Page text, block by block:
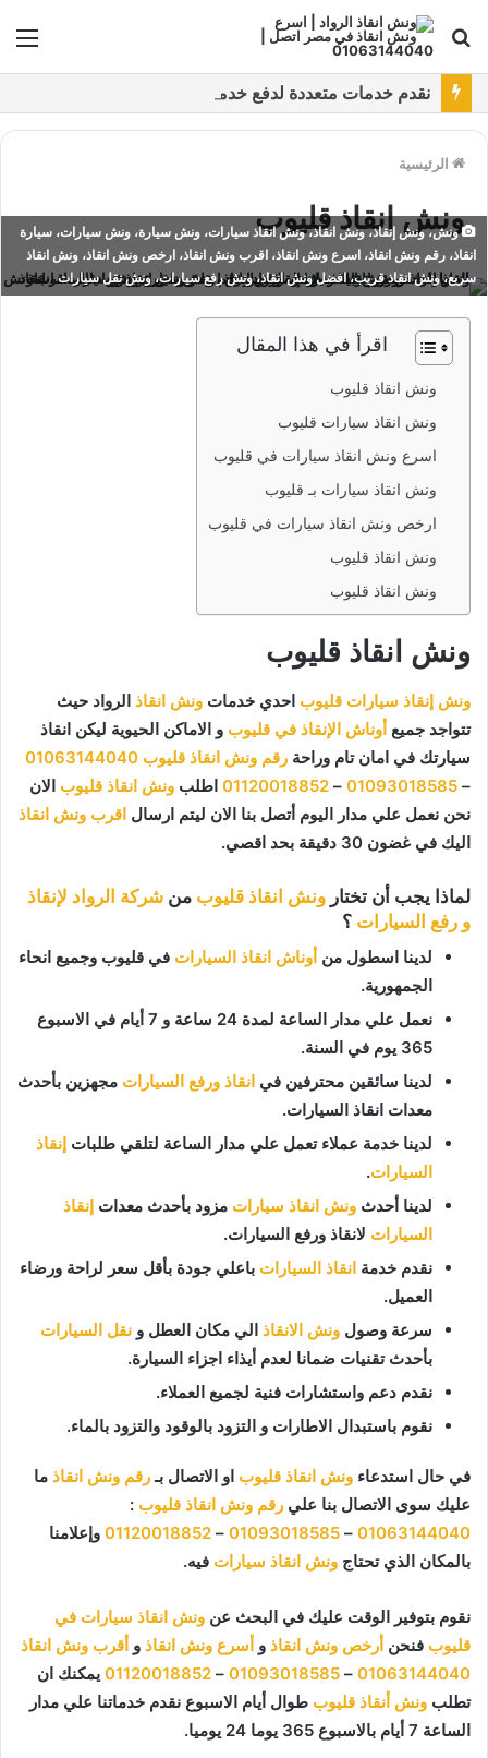
بحث
عن
الرئيسية
ونش انقاذ قليوب
ونش، ونش إنقاذ، ونش انقاذ، ونش انقاذ سيارات، ونش سيارة، ونش سيارات، سيارة
انقاذ، رقم ونش انقاذ، اسرع ونش انقاذ، اقرب ونش انقاذ، ارخص ونش انقاذ، ونش انقاذ
سريع، ونش انقاذ قريب، افضل ونش انقاذ، ونش رفع سيارات، ونش نقل سيارات
اقرأ في هذا المقال
ونش انقاذ قليوب
ونش انقاذ سيارات قليوب
اسرع ونش انقاذ سيارات في قليوب
ونش انقاذ سيارات بـ قليوب
ارخص ونش انقاذ سيارات في قليوب
ونش انقاذ قليوب
ونش انقاذ قليوب
ونش انقاذ قليوب
ونش إنقاذ سيارات قليوب احدي خدمات ونش انقاذ الرواد حيث
تتواجد جميع أوناش الإنقاذ في قليوب و الاماكن الحيوية ليكن انقاذ
سيارتك في امان تام وراحة رقم ونش انقاذ قليوب 01063144040
–
01093018585
–
01120018852 اطلب ونش انقاذ قليوب الان
نحن نعمل علي مدار اليوم أتصل بنا الان ليتم ارسال اقرب ونش انقاذ
اليك في غضون 30 دقيقة بحد اقصي.
لماذا يجب أن تختار ونش انقاذ قليوب من شركة الرواد لإنقاذ
و رفع السيارات ؟
لدينا اسطول من أوناش انقاذ السيارات في قليوب وجميع انحاء
الجمهورية.
نعمل علي مدار الساعة لمدة 24 ساعة و 7 أيام في الاسبوع
365 يوم في السنة.
لدينا سائقين محترفين في انقاذ ورفع السيارات مجهزين بأحدث
معدات انقاذ السيارات.
لدينا خدمة عملاء تعمل علي مدار الساعة لتلقي طلبات إنقاذ
السيارات.
لدينا أحدث ونش انقاذ سيارات مزود بأحدث معدات إنقاذ
السيارات لانقاذ ورفع السيارات.
نقدم خدمة انقاذ السيارات باعلي جودة بأقل سعر لراحة ورضاء
العميل.
سرعة وصول ونش الانقاذ الي مكان العطل و نقل السيارات
بأحدث تقنيات ضمانا لعدم أيذاء اجزاء السيارة.
نقدم دعم واستشارات فنية لجميع العملاء.
نقوم باستبدال الاطارات و التزود بالوقود والتزود بالماء.
في حال استدعاء ونش انقاذ قليوب او الاتصال بـرقم ونش انقاذ ما
عليك سوى الاتصال بنا علي رقم ونش انقاذ قليوب :
01063144040
–
01093018585
–
01120018852 وإعلامنا
بالمكان الذي تحتاج ونش انقاذ سيارات فيه.
نقوم بتوفير الوقت عليك في البحث عن ونش انقاذ سيارات في
قليوب فنحن أرخص ونش انقاذ و أسرع ونش انقاذ و أقرب ونش انقاذ
01063144040
–
01093018585
–
01120018852 يمكنك ان
تطلب ونش أنقاذ قليوب طوال أيام الاسبوع نقدم خدماتنا علي مدار
الساعة 7 أيام بالاسبوع 365 يوما 24 يوميا.